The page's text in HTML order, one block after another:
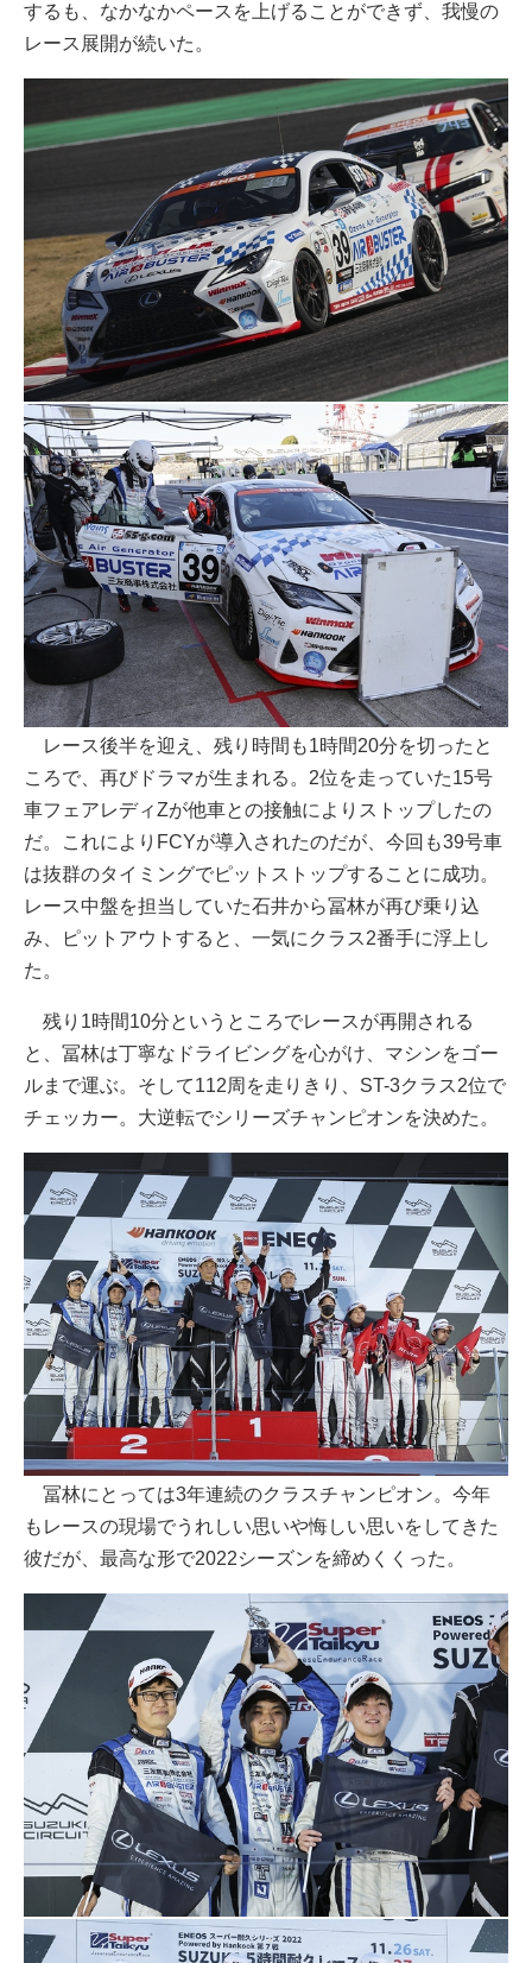
するも、なかなかペースを上げることができず、我慢の
レース展開が続いた。
レース後半を迎え、残り時間も1時間20分を切ったと
ころで、再びドラマが生まれる。2位を走っていた15号
車フェアレディZが他車との接触によりストップしたの
だ。これによりFCYが導入されたのだが、今回も39号車
は抜群のタイミングでピットストップすることに成功。
レース中盤を担当していた石井から冨林が再び乗り込
み、ピットアウトすると、一気にクラス2番手に浮上し
た。
残り1時間10分というところでレースが再開される
と、冨林は丁寧なドライビングを心がけ、マシンをゴー
ルまで運ぶ。そして112周を走りきり、ST-3クラス2位で
チェッカー。大逆転でシリーズチャンピオンを決めた。
冨林にとっては3年連続のクラスチャンピオン。今年
もレースの現場でうれしい思いや悔しい思いをしてきた
彼だが、最高な形で2022シーズンを締めくくった。